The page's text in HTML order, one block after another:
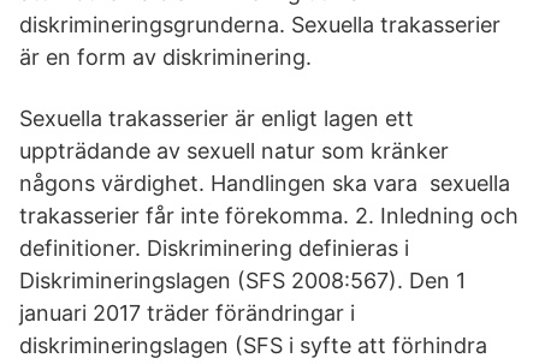
diskrimineringsgrunderna. Sexuella trakasserier
är en form av diskriminering.
Sexuella trakasserier är enligt lagen ett
uppträdande av sexuell natur som kränker
någons värdighet. Handlingen ska vara sexuella
trakasserier får inte förekomma. 2. Inledning och
definitioner. Diskriminering definieras i
Diskrimineringslagen (SFS 2008:567). Den 1
januari 2017 träder förändringar i
diskrimineringslagen (SFS i syfte att förhindra